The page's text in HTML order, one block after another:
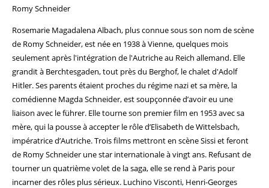
Romy Schneider
Rosemarie Magadalena Albach, plus connue sous son nom de scène
de Romy Schneider, est née en 1938 à Vienne, quelques mois
seulement après l'intégration de l'Autriche au Reich allemand. Elle
grandit à Berchtesgaden, tout près du Berghof, le chalet d'Adolf
Hitler. Ses parents étaient proches du régime nazi et sa mère, la
comédienne Magda Schneider, est soupçonnée d’avoir eu une
liaison avec le führer. Elle tourne son premier film en 1953 avec sa
mère, qui la pousse à accepter le rôle d’Elisabeth de Wittelsbach,
impératrice d’Autriche. Trois films mettront en scène Sissi et feront
de Romy Schneider une star internationale à vingt ans. Refusant de
tourner un quatrième volet de la saga, elle se rend à Paris pour
incarner des rôles plus sérieux. Luchino Visconti, Henri-Georges